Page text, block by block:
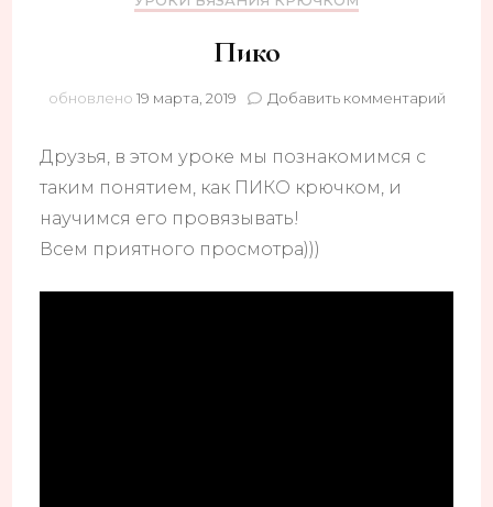
Пико
обновлено 19 марта, 2019 Добавить комментарийк
Друзья, в этом уроке мы познакомимся с
таким понятием, как ПИКО крючком, и
научимся его провязывать!
Всем приятного просмотра)))